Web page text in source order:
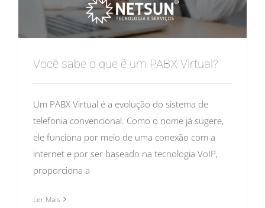
Você sabe o que é um PABX Virtual?
Um PABX Virtual é a evolução do sistema de
telefonia convencional. Como o nome já sugere,
ele funciona por meio de uma conexão com a
internet e por ser baseado na tecnologia VoIP,
proporciona a
Ler Mais